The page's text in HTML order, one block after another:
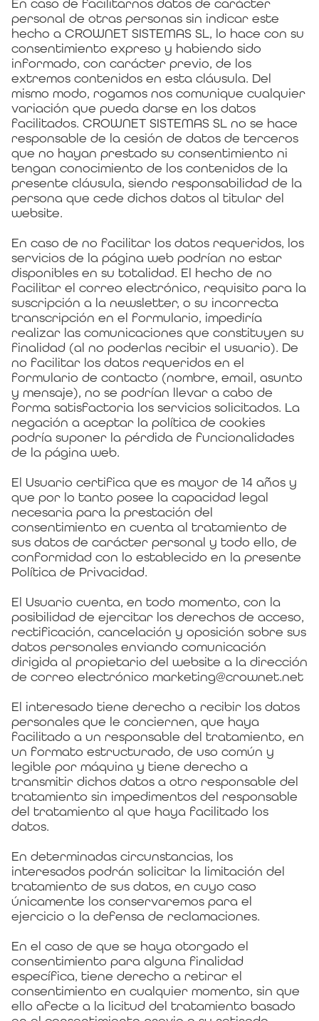
En caso de facilitarnos datos de carácter
personal de otras personas sin indicar este
hecho a CROWNET SISTEMAS SL, lo hace con su
consentimiento expreso y habiendo sido
informado, con carácter previo, de los
extremos contenidos en esta cláusula. Del
mismo modo, rogamos nos comunique cualquier
variación que pueda darse en los datos
facilitados. CROWNET SISTEMAS SL no se hace
responsable de la cesión de datos de terceros
que no hayan prestado su consentimiento ni
tengan conocimiento de los contenidos de la
presente cláusula, siendo responsabilidad de la
persona que cede dichos datos al titular del
website.
En caso de no facilitar los datos requeridos, los
servicios de la página web podrían no estar
disponibles en su totalidad. El hecho de no
facilitar el correo electrónico, requisito para la
suscripción a la newsletter, o su incorrecta
transcripción en el formulario, impediría
realizar las comunicaciones que constituyen su
finalidad (al no poderlas recibir el usuario). De
no facilitar los datos requeridos en el
formulario de contacto (nombre, email, asunto
y mensaje), no se podrían llevar a cabo de
forma satisfactoria los servicios solicitados. La
negación a aceptar la política de cookies
podría suponer la pérdida de funcionalidades
de la página web.
El Usuario certifica que es mayor de 14 años y
que por lo tanto posee la capacidad legal
necesaria para la prestación del
consentimiento en cuenta al tratamiento de
sus datos de carácter personal y todo ello, de
conformidad con lo establecido en la presente
Política de Privacidad.
El Usuario cuenta, en todo momento, con la
posibilidad de ejercitar los derechos de acceso,
rectificación, cancelación y oposición sobre sus
datos personales enviando comunicación
dirigida al propietario del website a la dirección
de correo electrónico marketing@crownet.net
El interesado tiene derecho a recibir los datos
personales que le conciernen, que haya
facilitado a un responsable del tratamiento, en
un formato estructurado, de uso común y
legible por máquina y tiene derecho a
transmitir dichos datos a otro responsable del
tratamiento sin impedimentos del responsable
del tratamiento al que haya facilitado los
datos.
En determinadas circunstancias, los
interesados podrán solicitar la limitación del
tratamiento de sus datos, en cuyo caso
únicamente los conservaremos para el
ejercicio o la defensa de reclamaciones.
En el caso de que se haya otorgado el
consentimiento para alguna finalidad
específica, tiene derecho a retirar el
consentimiento en cualquier momento, sin que
ello afecte a la licitud del tratamiento basado